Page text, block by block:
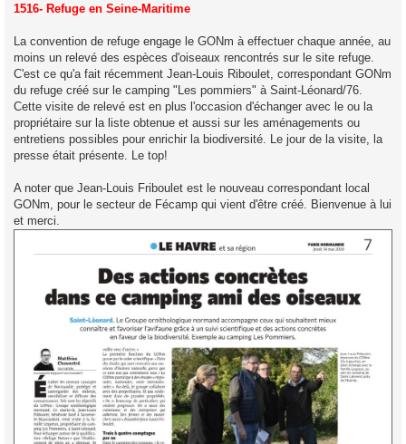
s
s
e
1516- Refuge en Seine-Maritime
La convention de refuge engage le GONm à effectuer chaque année, au
moins un relevé des espèces d'oiseaux rencontrés sur le site refuge.
C'est ce qu'a fait récemment Jean-Louis Riboulet, correspondant GONm
du refuge créé sur le camping "Les pommiers" à Saint-Léonard/76.
Cette visite de relevé est en plus l'occasion d'échanger avec le ou la
propriétaire sur la liste obtenue et aussi sur les aménagements ou
entretiens possibles pour enrichir la biodiversité. Le jour de la visite, la
presse était présente. Le top!
A noter que Jean-Louis Friboulet est le nouveau correspondant local
GONm, pour le secteur de Fécamp qui vient d'être créé. Bienvenue à lui
et merci.